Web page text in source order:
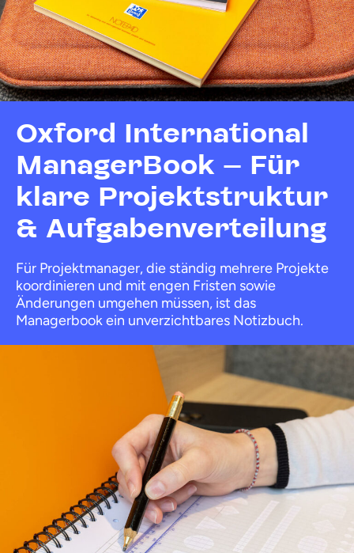
Oxford International
ManagerBook – Für
klare Projektstruktur
& Aufgabenverteilung
Für Projektmanager, die ständig mehrere Projekte
koordinieren und mit engen Fristen sowie
Änderungen umgehen müssen, ist das
Managerbook ein unverzichtbares Notizbuch.